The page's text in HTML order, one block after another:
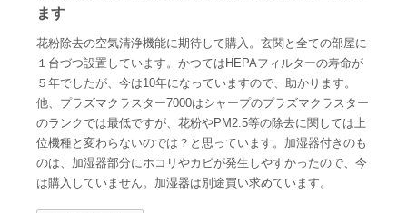
ます
花粉除去の空気清浄機能に期待して購入。玄関と全ての部屋に
１台づつ設置しています。かつてはHEPAフィルターの寿命が
５年でしたが、今は10年になっていますので、助かります。
他、プラズマクラスター7000はシャープのプラズマクラスター
のランクでは最低ですが、花粉やPM2.5等の除去に関しては上
位機種と変わらないのでは？と思っています。加湿器付きのも
のは、加湿器部分にホコリやカビが発生しやすかったので、今
は購入していません。加湿器は別途買い求めています。